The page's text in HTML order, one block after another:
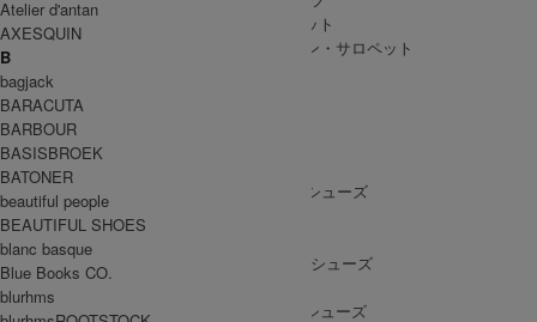
/ アウター・ジャケット
/ オールインワン・サロペット
SHOES
SHOES ALL ITEM
/ ドレスシューズ
BOOTS
PUMPS
/ バレエシューズ
OTHER SHOES
/ その他シューズ
Atelier d'antan
AXESQUIN
B
bagjack
BARACUTA
BARBOUR
BASISBROEK
BATONER
beautiful people
BEAUTIFUL SHOES
blanc basque
Blue Books CO.
blurhms